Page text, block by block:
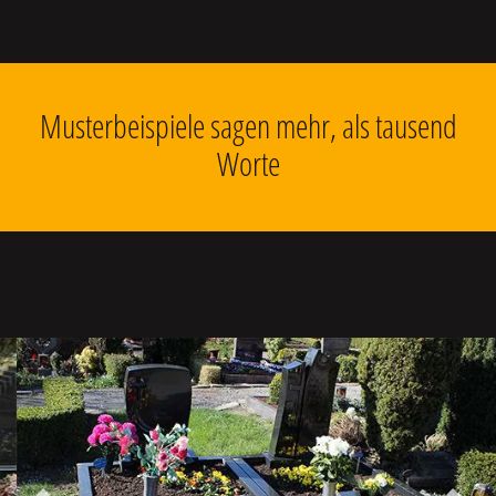
Musterbeispiele sagen mehr, als tausend
Worte